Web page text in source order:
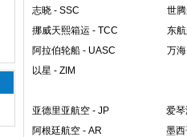
志晓 - SSC
世
挪威天熙箱运 - TCC
东
阿拉伯轮船 - UASC 万海
以星 - ZIM
亚德里亚航空 - JP
爱
阿根廷航空 - AR
墨